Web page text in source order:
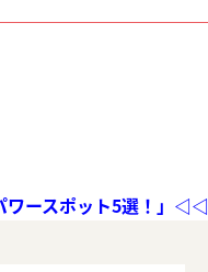
ワースポット5選！」◁◁